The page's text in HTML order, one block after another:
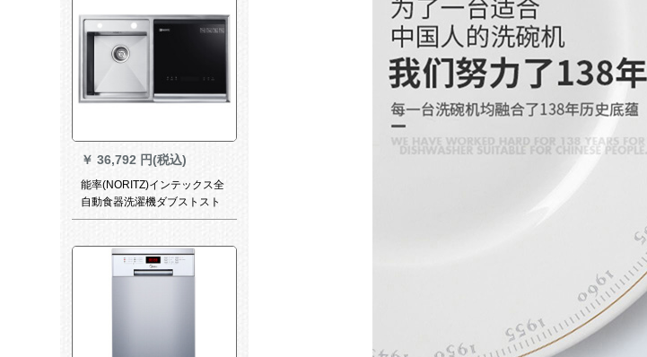
￥ 36,792 円(税込)
能率(NORITZ)インテックス全
自動食器洗濯機ダブストスト
ストリフド洗濯機XW 45-B